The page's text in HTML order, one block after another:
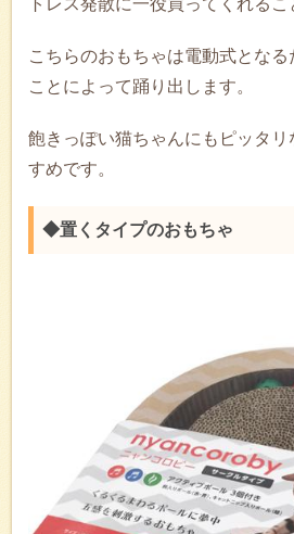
トレス発散に一役買ってくれるこ
こちらのおもちゃは電動式とな
ことによって踊り出します。
飽きっぽい猫ちゃんにもピッタ
すめです。
◆置くタイプのおもちゃ